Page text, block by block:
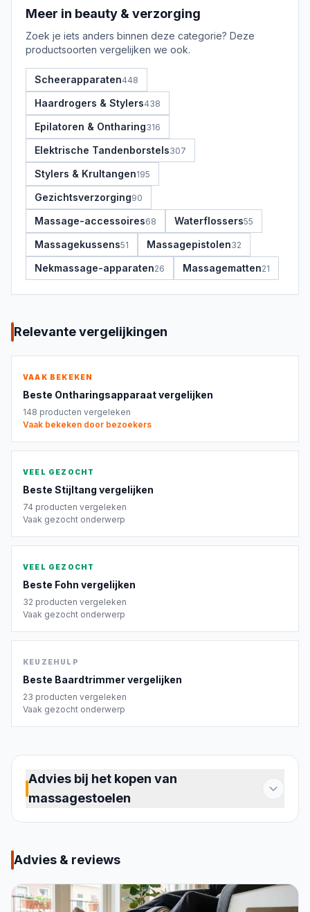
Meer in beauty & verzorging
Zoek je iets anders binnen deze categorie? Deze
productsoorten vergelijken we ook.
Scheerapparaten448
Haardrogers & Stylers438
Epilatoren & Ontharing316
Elektrische Tandenborstels307
Stylers & Krultangen195
Gezichtsverzorging90
Massage-accessoires68 Waterflossers55
Massagekussens51 Massagepistolen32
Nekmassage-apparaten26 Massagematten21
Relevante vergelijkingen
VAAK BEKEKEN
Beste Ontharingsapparaatvergelijken
148 producten vergeleken
Vaak bekeken door bezoekers
VEEL GEZOCHT
Beste Stijltang vergelijken
74 producten vergeleken
Vaak gezocht onderwerp
VEEL GEZOCHT
Beste Fohn vergelijken
32 producten vergeleken
Vaak gezocht onderwerp
KEUZEHULP
Beste Baardtrimmervergelijken
23 producten vergeleken
Vaak gezocht onderwerp
Advies bij het kopen van
massagestoelen
spierpijn na het sporten of gewoon behoefte aan
rust: een goed model neemt die spanning weg op
het moment dat jij dat wilt. De markt biedt een
Advies & reviews